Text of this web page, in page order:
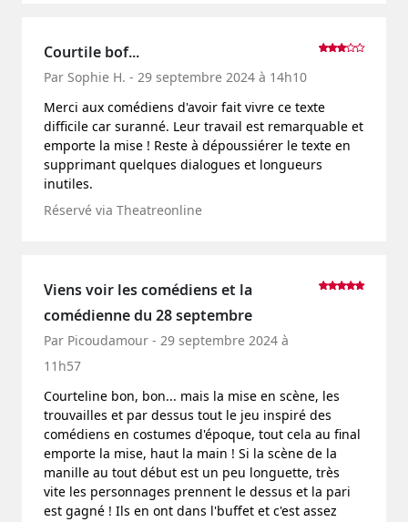
Courtile bof...
Par Sophie H. - 29 septembre 2024 à 14h10
Merci aux comédiens d'avoir fait vivre ce texte
difficile car suranné. Leur travail est remarquable et
emporte la mise ! Reste à dépoussiérer le texte en
supprimant quelques dialogues et longueurs
inutiles.
Réservé via Theatreonline
Viens voir les comédiens et la
comédienne du 28 septembre
Par Picoudamour - 29 septembre 2024 à
11h57
Courteline bon, bon... mais la mise en scène, les
trouvailles et par dessus tout le jeu inspiré des
comédiens en costumes d'époque, tout cela au final
emporte la mise, haut la main ! Si la scène de la
manille au tout début est un peu longuette, très
vite les personnages prennent le dessus et la pari
est gagné ! Ils en ont dans l'buffet et c'est assez